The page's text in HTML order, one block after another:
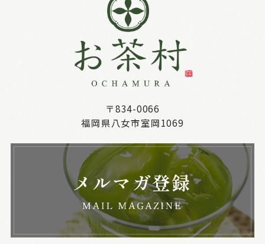
〒834-0066
福岡県八女市室岡1069